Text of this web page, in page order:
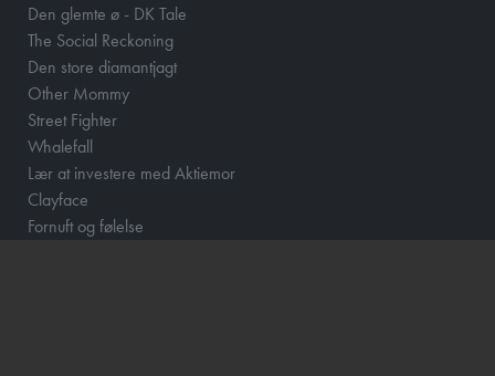
Den glemte ø - DK Tale
The Social Reckoning
Den store diamantjagt
Other Mommy
Street Fighter
Whalefall
Lær at investere med Aktiemor
Clayface
Fornuft og følelse